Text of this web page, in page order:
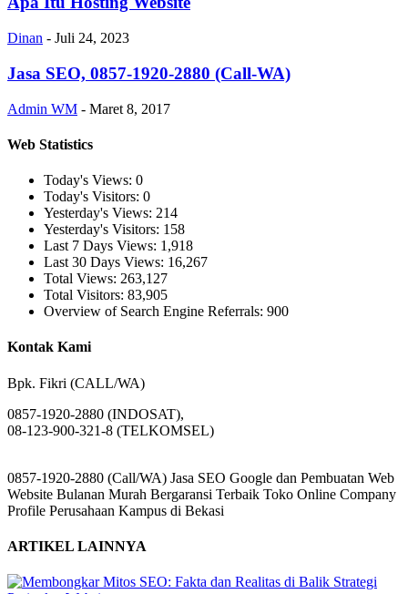
Dinan - Juli 24, 2023
Jasa SEO, 0857-1920-2880 (Call-WA)
Admin WM - Maret 8, 2017
Web Statistics
Today's Views: 0
Today's Visitors: 0
Yesterday's Views: 214
Yesterday's Visitors: 158
Last 7 Days Views: 1,918
Last 30 Days Views: 16,267
Total Views: 263,127
Total Visitors: 83,905
Overview of Search Engine Referrals: 900
Kontak Kami
Bpk. Fikri (CALL/WA)
0857-1920-2880 (INDOSAT),
08-123-900-321-8 (TELKOMSEL)
0857-1920-2880 (Call/WA) Jasa SEO Google dan Pembuatan Web
Website Bulanan Murah Bergaransi Terbaik Toko Online Company
Profile Perusahaan Kampus di Bekasi
ARTIKEL LAINNYA